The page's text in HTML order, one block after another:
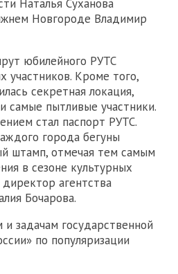
Наталья Суханова
Новгороде Владимир
юбилейного РУТС
участников. Кроме того,
секретная локация,
самые пытливые участники.
стал паспорт РУТС.
города бегуны
штамп, отмечая тем самым
в сезоне культурных
агентства
Бочарова.
и задачам государственной
по популяризации